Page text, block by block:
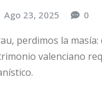
Ago 23, 2025 0
perdimos la masía:
valenciano